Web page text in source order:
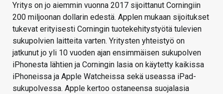
Yritys on jo aiemmin vuonna 2017 sijoittanut Corningiin
200 miljoonan dollarin edestä. Applen mukaan sijoitukset
tukevat erityisesti Corningin tuotekehitystyötä tulevien
sukupolvien laitteita varten. Yritysten yhteistyö on
jatkunut jo yli 10 vuoden ajan ensimmäisen sukupolven
iPhonesta lähtien ja Corningin lasia on käytetty kaikissa
iPhoneissa ja Apple Watcheissa sekä useassa iPad-
sukupolvessa. Apple kertoo ostaneensa suojalasia